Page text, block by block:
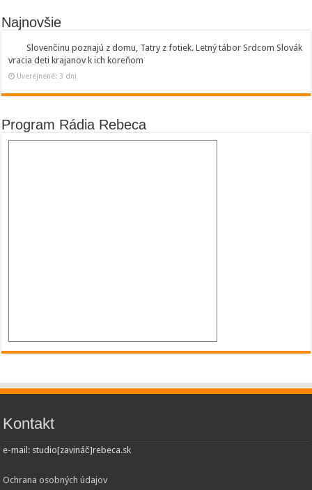
Najnovšie
Slovenčinu poznajú z domu, Tatry z fotiek. Letný tábor Srdcom Slovák
vracia deti krajanov k ich koreňom
Uverejnené: 3 dni
Program Rádia Rebeca
Kontakt
e-mail: studio[zavináč]rebeca.sk
Ochrana osobných údajov